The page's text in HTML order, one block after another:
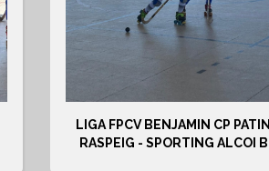
LIGA FPCV BENJAMIN CP PATIN
RASPEIG - SPORTING ALCOI B